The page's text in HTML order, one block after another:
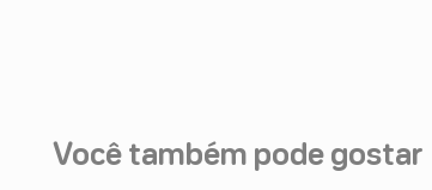
Você também pode gostar